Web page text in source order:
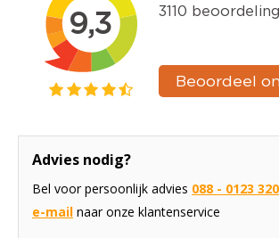
Advies nodig?
Bel voor persoonlijk advies 088 - 0123 320
e-mail naar onze klantenservice